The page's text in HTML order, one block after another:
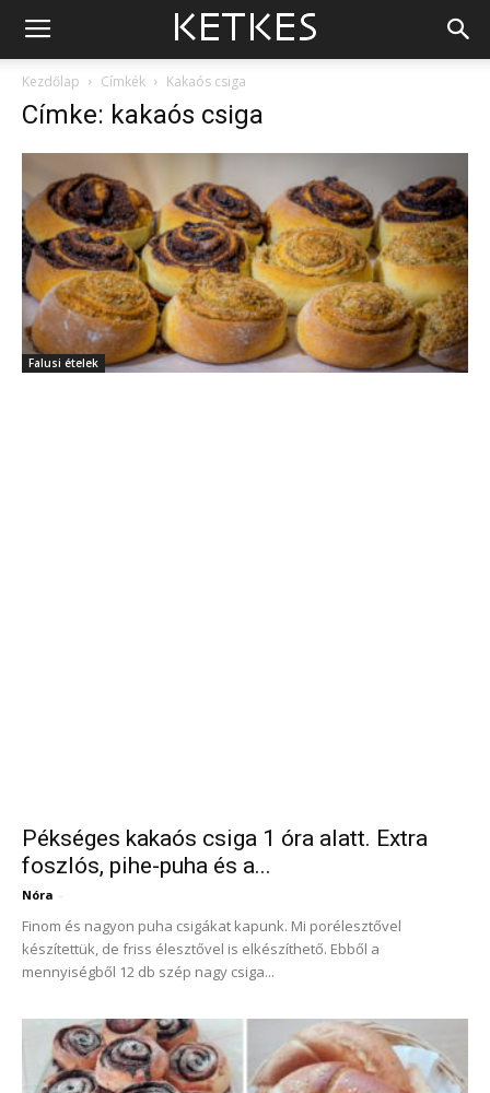
Kezdőlap Címkék Kakaós csiga
Címke: kakaós csiga
Falusi ételek
Pékséges kakaós csiga 1 óra alatt. Extra
foszlós, pihe-puha és a...
Nóra -
Finom és nagyon puha csigákat kapunk. Mi porélesztővel
készítettük, de friss élesztővel is elkészíthető. Ebből a
mennyiségből 12 db szép nagy csiga...